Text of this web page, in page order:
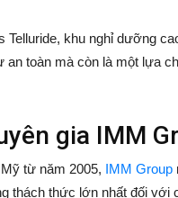
Telluride, khu nghỉ dưỡng
an toàn mà còn là một lựa
gia IMM
từ năm 2005, IMM Group
thách thức lớn nhất đối